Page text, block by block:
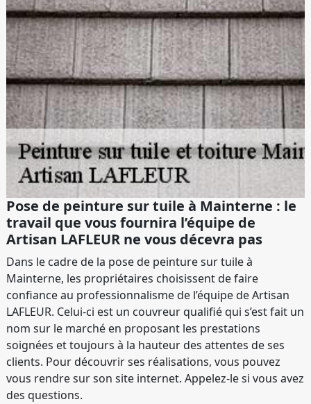
Pose de peinture sur tuile à Mainterne : le
travail que vous fournira l’équipe de
Artisan LAFLEUR ne vous décevra pas
Dans le cadre de la pose de peinture sur tuile à
Mainterne, les propriétaires choisissent de faire
confiance au professionnalisme de l’équipe de Artisan
LAFLEUR. Celui-ci est un couvreur qualifié qui s’est fait un
nom sur le marché en proposant les prestations
soignées et toujours à la hauteur des attentes de ses
clients. Pour découvrir ses réalisations, vous pouvez
vous rendre sur son site internet. Appelez-le si vous avez
des questions.